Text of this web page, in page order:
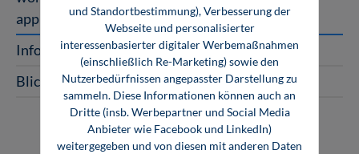
applications This book provides de…Mehr
InfoClick
Blick ins Buch
und Standortbestimmung), Verbesserung der
Webseite und personalisierter
interessenbasierter digitaler Werbemaßnahmen
(einschließlich Re-Marketing) sowie den
Nutzerbedürfnissen angepasster Darstellung zu
sammeln. Diese Informationen können auch an
Dritte (insb. Werbepartner und Social Media
Anbieter wie Facebook und LinkedIn)
weitergegeben und von diesen mit anderen Daten